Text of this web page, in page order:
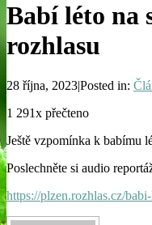
Babí léto na
rozhlasu
28 října, 2023|Posted in:
1 291x přečteno
Ještě vzpomínka k babímu
Poslechněte si audio
https://plzen.rozhlas.cz/